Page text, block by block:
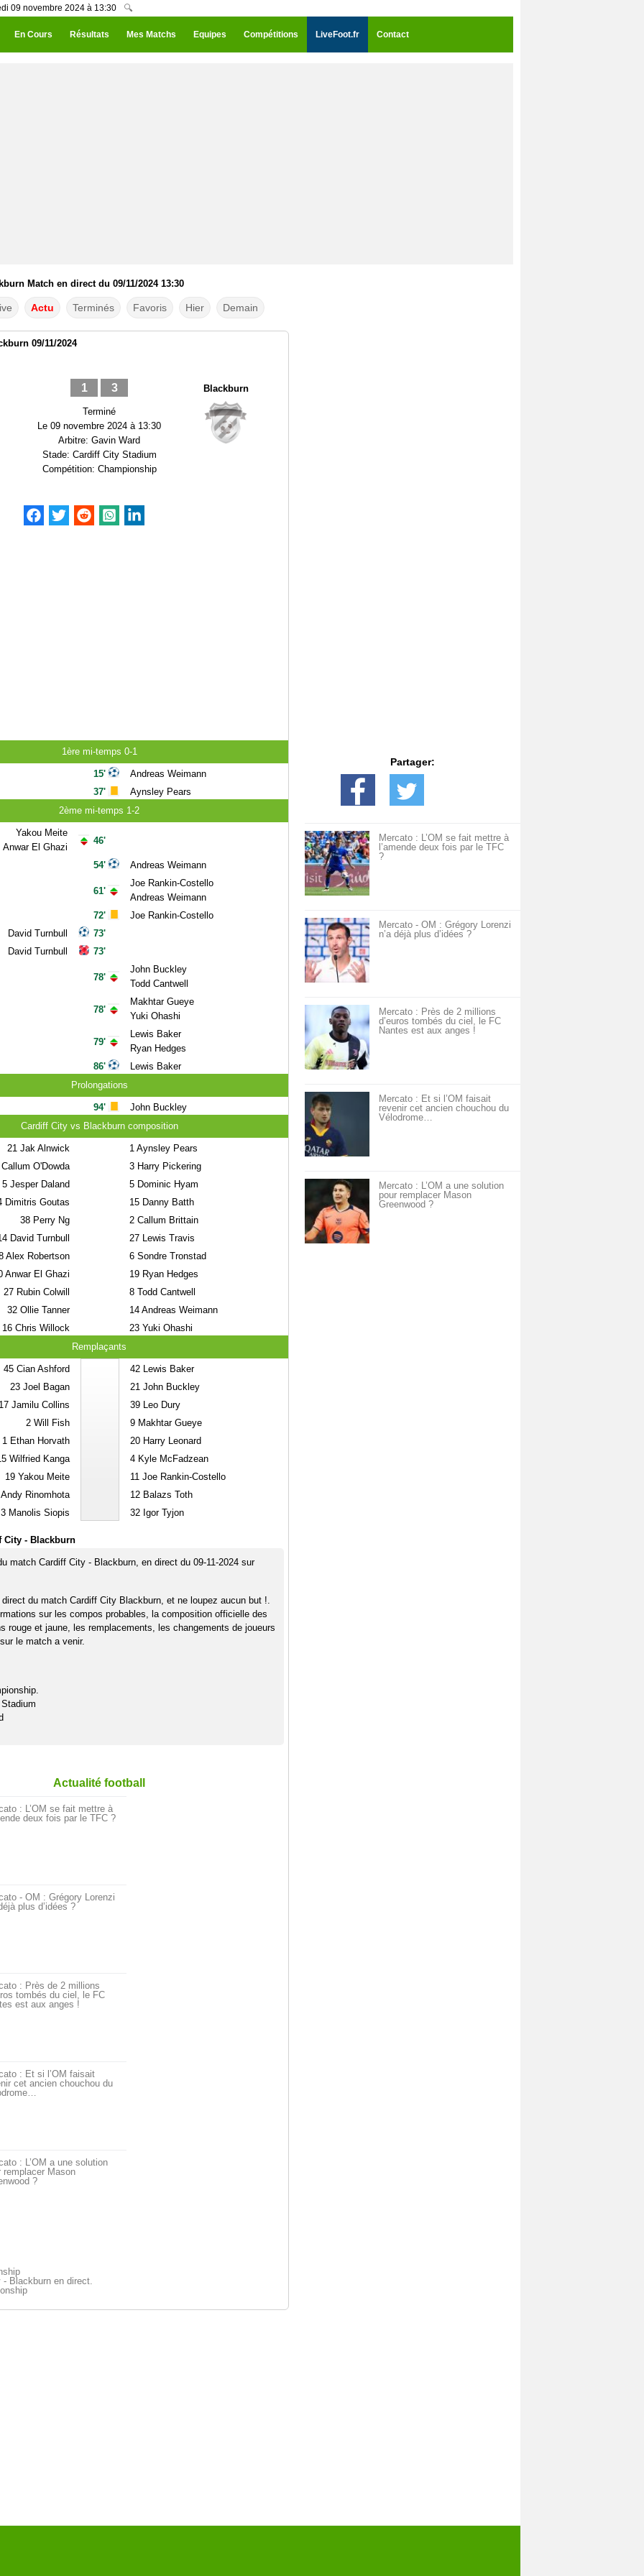
09 novembre 2024 à 13:30 🔍
En Cours Résultats Mes Matchs Equipes Compétitions LiveFoot.fr Contact
Match en direct du 09/11/2024 13:30
Actu Terminés Favoris Hier Demain
09/11/2024
1 3
Terminé
Le 09 novembre 2024 à 13:30
Arbitre: Gavin Ward
Stade: Cardiff City Stadium
Compétition: Championship
Blackburn
1ère mi-temps 0-1
15'
37'
Andreas Weimann
Aynsley Pears
2ème mi-temps 1-2
Yakou Meite
Anwar El Ghazi
David Turnbull
David Turnbull
46'
54'
61'
72'
73'
73'
78'
78'
79'
86'
Andreas Weimann
Joe Rankin-Costello
Andreas Weimann
Joe Rankin-Costello
John Buckley
Todd Cantwell
Makhtar Gueye
Yuki Ohashi
Lewis Baker
Ryan Hedges
Lewis Baker
Prolongations
94'
John Buckley
Cardiff City vs Blackburn composition
21Jak Alnwick
O'Dowda
5Jesper Daland
Dimitris Goutas
38Perry Ng
David Turnbull
Alex Robertson
Anwar El Ghazi
27Rubin Colwill
32Ollie Tanner
16Chris Willock
1Aynsley Pears
3Harry Pickering
5Dominic Hyam
15Danny Batth
2Callum Brittain
27Lewis Travis
6Sondre Tronstad
19Ryan Hedges
8Todd Cantwell
14Andreas Weimann
23Yuki Ohashi
Remplaçants
45Cian Ashford
23Joel Bagan
17Jamilu Collins
2Will Fish
1Ethan Horvath
Wilfried Kanga
19Yakou Meite
Rinomhota
3Manolis Siopis
42Lewis Baker
21John Buckley
39Leo Dury
9Makhtar Gueye
20Harry Leonard
4Kyle McFadzean
11Joe Rankin-Costello
12Balazs Toth
32Igor Tyjon
City - Blackburn
match Cardiff City - Blackburn, en direct du 09-11-2024 sur
du match Cardiff City Blackburn, et ne loupez aucun but !.
sur les compos probables, la composition officielle des
rouge et jaune, les remplacements, les changements de joueurs
le match a venir.
Actualité football
: L’OM se fait mettre à
deux fois par le TFC ?
- OM : Grégory Lorenzi
plus d’idées ?
: Près de 2 millions
tombés du ciel, le FC
est aux anges !
: Et si l’OM faisait
cet ancien chouchou du
: L’OM a une solution
remplacer Mason
?
- Blackburn en direct.
Partager:
Mercato : L’OM se fait mettre à
l’amende deux fois par le TFC
?
Mercato - OM : Grégory Lorenzi
n’a déjà plus d’idées ?
Mercato : Près de 2 millions
d’euros tombés du ciel, le FC
Nantes est aux anges !
Mercato : Et si l’OM faisait
revenir cet ancien chouchou du
Vélodrome…
Mercato : L’OM a une solution
pour remplacer Mason
Greenwood ?